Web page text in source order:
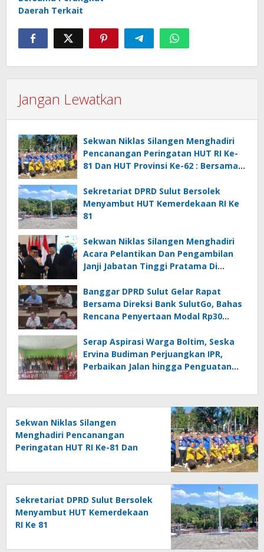
Daerah Terkait
Jangan Lewatkan
Sekwan Niklas Silangen Menghadiri
Pencanangan Peringatan HUT RI Ke-
81 Dan HUT Provinsi Ke-62 : Bersama
Melawan Tim Kodam XIII Merdeka
Sekretariat DPRD Sulut Bersolek
Menyambut HUT Kemerdekaan RI Ke
81
Sekwan Niklas Silangen Menghadiri
Acara Pelantikan Dan Pengambilan
Janji Jabatan Tinggi Pratama Di
Berikan Ucapan Selamat
Banggar DPRD Sulut Gelar Rapat
Bersama Direksi Bank SulutGo, Bahas
Rencana Penyertaan Modal Rp30
Serap Aspirasi Warga Boltim, Seska
Ervina Budiman Perjuangkan IPR,
Perbaikan Jalan hingga Penguatan
Sekwan Niklas Silangen
Menghadiri Pencanangan
Peringatan HUT RI Ke-81 Dan
Gubernur Fun Game Mini Soccer
Melawan Tim Kodam XIII
Merdeka
Sekretariat DPRD Sulut Bersolek
Menyambut HUT Kemerdekaan
RI Ke 81